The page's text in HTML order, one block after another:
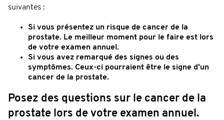
suivantes :
Si vous présentez un risque de cancer de la
prostate. Le meilleur moment pour le faire est lors
de votre examen annuel.
Si vous avez remarqué des signes ou des
symptômes. Ceux-ci pourraient être le signe d'un
cancer de la prostate.
Posez des questions sur le cancer de la
prostate lors de votre examen annuel.